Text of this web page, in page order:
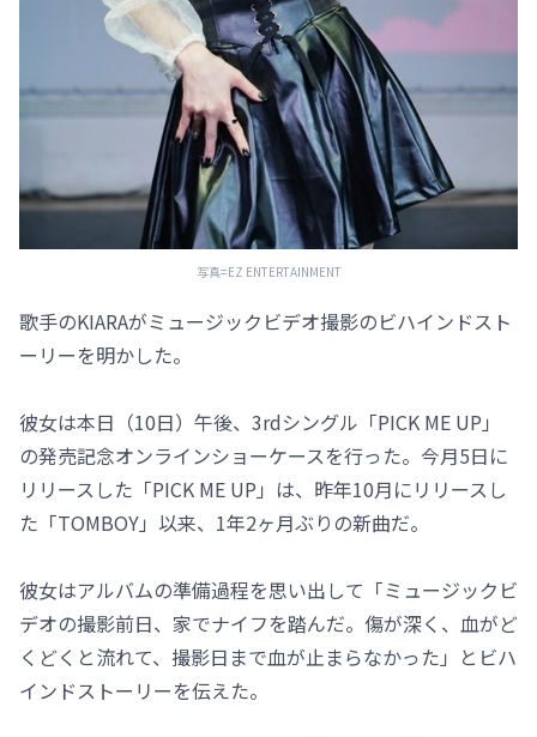
写真=EZ ENTERTAINMENT
歌手のKIARAがミュージックビデオ撮影のビハインドスト
ーリーを明かした。
彼女は本日（10日）午後、3rdシングル「PICK ME UP」
の発売記念オンラインショーケースを行った。今月5日に
リリースした「PICK ME UP」は、昨年10月にリリースし
た「TOMBOY」以来、1年2ヶ月ぶりの新曲だ。
彼女はアルバムの準備過程を思い出して「ミュージックビ
デオの撮影前日、家でナイフを踏んだ。傷が深く、血がど
くどくと流れて、撮影日まで血が止まらなかった」とビハ
インドストーリーを伝えた。